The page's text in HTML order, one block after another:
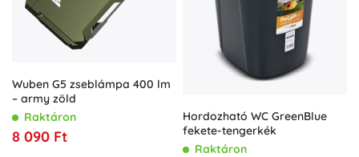
Wuben G5 zseblámpa 400 lm
– army zöld
Raktáron
8 090 Ft
Hordozható WC GreenBlue
fekete-tengerkék
Raktáron